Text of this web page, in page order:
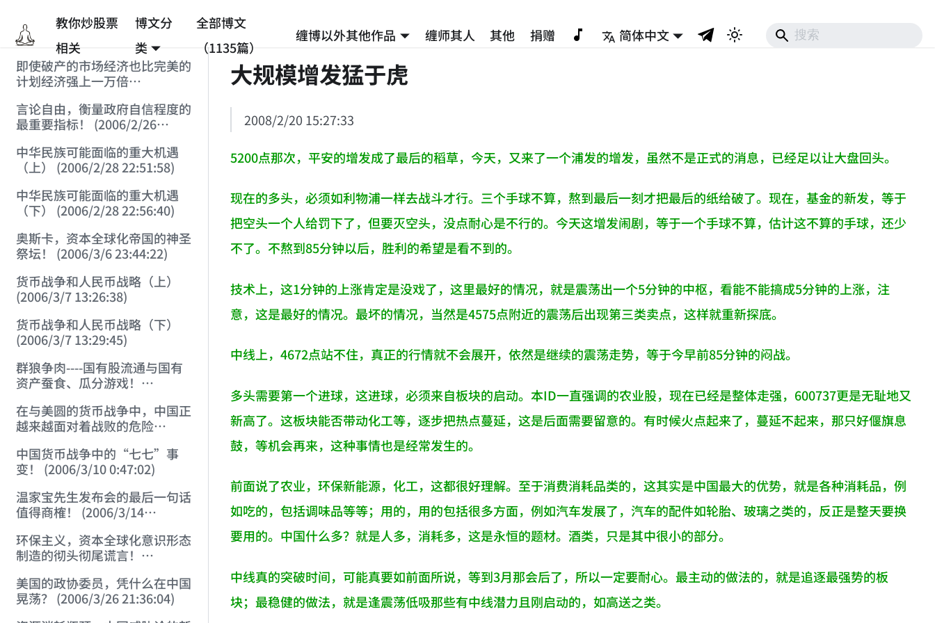
教你炒股票
相关
博文分
类
全部博文
（1135篇）
缠博以外其他作品 缠师其人 其他 捐赠
简体中文
即使破产的市场经济也比完美的
计划经济强上一万倍
言论自由，衡量政府自信程度的
最重要指标！ (2006/2/26
中华民族可能面临的重大机遇
（上） (2006/2/28 22:51:58)
中华民族可能面临的重大机遇
（下） (2006/2/28 22:56:40)
奥斯卡，资本全球化帝国的神圣
祭坛！ (2006/3/6 23:44:22)
货币战争和人民币战略（上）
(2006/3/7 13:26:38)
货币战争和人民币战略（下）
(2006/3/7 13:29:45)
群狼争肉----国有股流通与国有
资产蚕食、瓜分游戏！
在与美圆的货币战争中，中国正
越来越面对着战败的危险
中国货币战争中的“七七”事
变！ (2006/3/10 0:47:02)
温家宝先生发布会的最后一句话
值得商榷！ (2006/3/14
环保主义，资本全球化意识形态
制造的彻头彻尾谎言！
美国的政协委员，凭什么在中国
晃荡？ (2006/3/26 21:36:04)
大规模增发猛于虎
2008/2/20 15:27:33
5200点那次，平安的增发成了最后的稻草，今天，又来了一个浦发的增发，虽然不是正式的消息，已经足以让大盘回头。
现在的多头，必须如利物浦一样去战斗才行。三个手球不算，熬到最后一刻才把最后的纸给破了。现在，基金的新发，等于
把空头一个人给罚下了，但要灭空头，没点耐心是不行的。今天这增发闹剧，等于一个手球不算，估计这不算的手球，还少
不了。不熬到85分钟以后，胜利的希望是看不到的。
技术上，这1分钟的上涨肯定是没戏了，这里最好的情况，就是震荡出一个5分钟的中枢，看能不能搞成5分钟的上涨，注
意，这是最好的情况。最坏的情况，当然是4575点附近的震荡后出现第三类卖点，这样就重新探底。
中线上，4672点站不住，真正的行情就不会展开，依然是继续的震荡走势，等于今早前85分钟的闷战。
多头需要第一个进球，这进球，必须来自板块的启动。本ID一直强调的农业股，现在已经是整体走强，600737更是无耻地又
新高了。这板块能否带动化工等，逐步把热点蔓延，这是后面需要留意的。有时候火点起来了，蔓延不起来，那只好偃旗息
鼓，等机会再来，这种事情也是经常发生的。
前面说了农业，环保新能源，化工，这都很好理解。至于消费消耗品类的，这其实是中国最大的优势，就是各种消耗品，例
如吃的，包括调味品等等；用的，用的包括很多方面，例如汽车发展了，汽车的配件如轮胎、玻璃之类的，反正是整天要换
要用的。中国什么多？就是人多，消耗多，这是永恒的题材。酒类，只是其中很小的部分。
中线真的突破时间，可能真要如前面所说，等到3月那会后了，所以一定要耐心。最主动的做法的，就是追逐最强势的板
块；最稳健的做法，就是逢震荡低吸那些有中线潜力且刚启动的，如高送之类。